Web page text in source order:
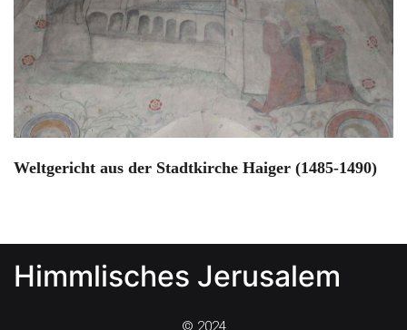
Weltgericht aus der Stadtkirche Haiger (1485-1490)
Himmlisches Jerusalem
© 2024